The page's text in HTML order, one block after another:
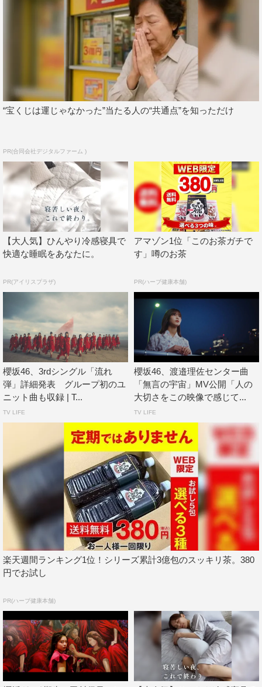
3rdシングル「流れ弾」
2021年10月13日（水）発売
櫻坂46 OFFICIAL WEBSITE： https://sakurazaka46.com/
この記事の写真
櫻坂46
“宝くじは運じゃなかった”当たる人の“共通点”を知っただけ
PR(合同会社デジタルファーム )
【大人気】ひんやり冷感寝具で
快適な睡眠をあなたに。
PR(アイリスプラザ)
アマゾン1位「このお茶ガチで
す」噂のお茶
PR(ハーブ健康本舗)
櫻坂46、3rdシングル「流れ
弾」詳細発表 グループ初のユ
ニット曲も収録 | T...
TV LIFE
櫻坂46、渡邉理佐センター曲
「無言の宇宙」MV公開「人の
大切さをこの映像で感じて...
TV LIFE
楽天週間ランキング1位！シリーズ累計3億包のスッキリ茶。380
円でお試し
PR(ハーブ健康本舗)